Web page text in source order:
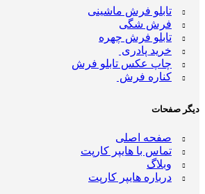
تابلو فرش ماشینی
فرش شگی
تابلو فرش چهره
خرید پادری
چاپ عکس تابلو فرش
کناره فرش
دیگر صفحات
صفحه اصلی
تماس با هایپر کارپت
وبلاگ
درباره هایپر کارپت